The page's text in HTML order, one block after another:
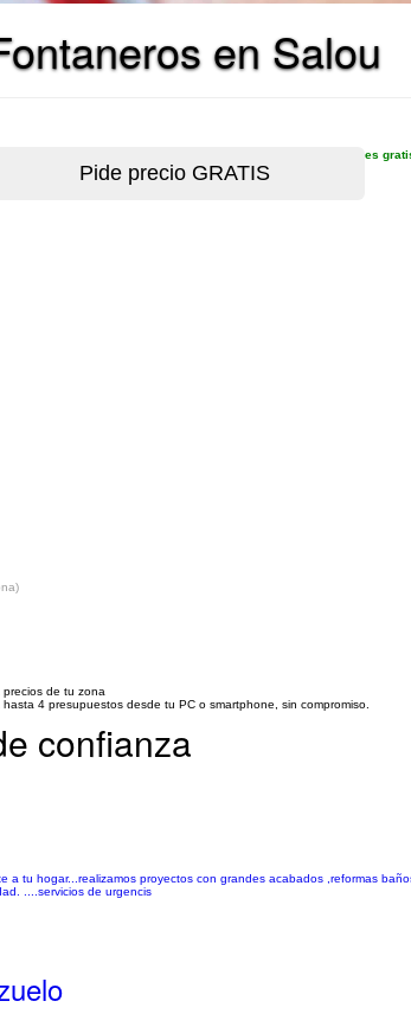
en Salou
es
precios de tu zona
hasta 4 presupuestos desde tu PC o smartphone, sin compromiso.
confianza
tu hogar...realizamos proyectos con grandes acabados ,reformas
....servicios de urgencis